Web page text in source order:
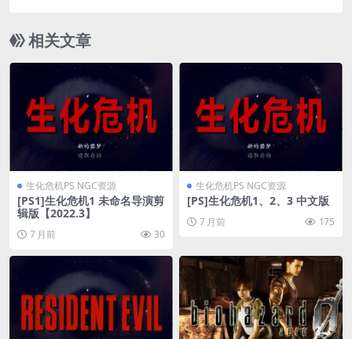
相关文章
生化危机PS NGC资源
[PS1]生化危机1 未命名导演剪
辑版【2022.3】
7 月前 30
生化危机PS NGC资源
[PS]生化危机1、2、3 中文版
7 月前 175